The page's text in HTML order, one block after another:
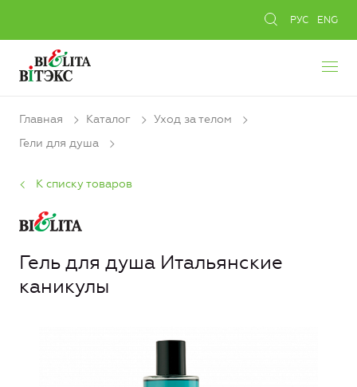
РУС ENG
Главная Каталог
Уход за телом
Гели для душа
К списку товаров
Гель для душа Итальянские
каникулы